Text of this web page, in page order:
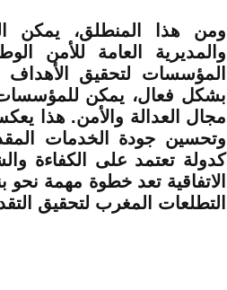
ومن هذا المنطلق، يمكن
والمديرية العامة للأمن
المؤسسات لتحقيق
بشكل فعال، يمكن للمؤسسات
مجال العدالة والأمن. هذا
وتحسين جودة الخدمات
كدولة تعتمد على الكفاءة
الاتفاقية تعد خطوة مهمة نحو
التطلعات المغرب لتحقيق